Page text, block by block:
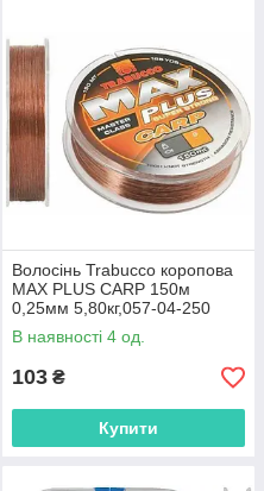
Волосінь Trabucco коропова
MAX PLUS CARP 150м
0,25мм 5,80кг,057-04-250
В наявності 4 од.
103 ₴
Купити